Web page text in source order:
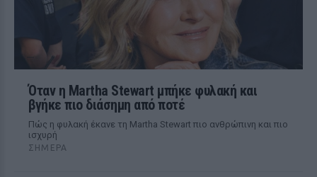
Όταν η Martha Stewart μπήκε φυλακή και
βγήκε πιο διάσημη από ποτέ
Πώς η φυλακή έκανε τη Martha Stewart πιο ανθρώπινη και πιο
ισχυρή
ΣΉΜΕΡΑ